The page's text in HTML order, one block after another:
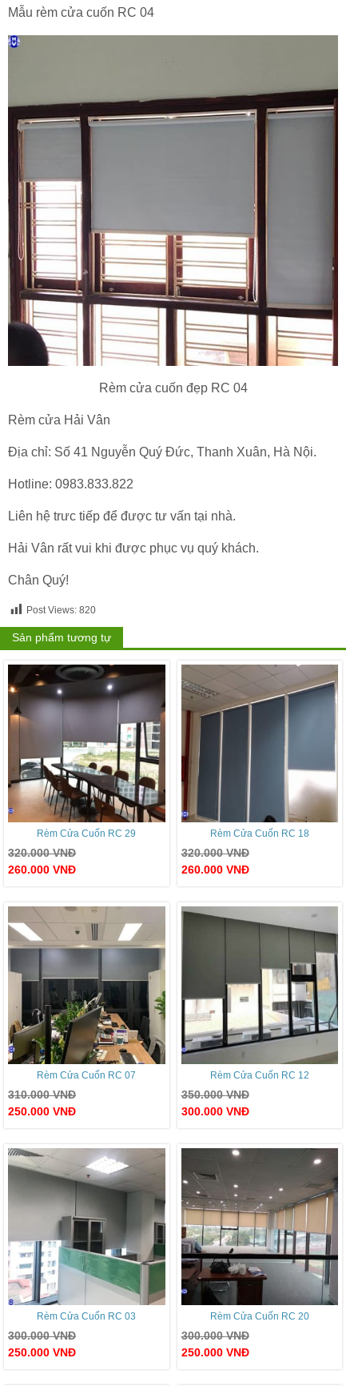
BÌNH LUẬN
Mẫu rèm cửa cuốn RC 04
Rèm cửa cuốn đẹp RC 04
Rèm cửa Hải Vân
Địa chỉ: Số 41 Nguyễn Quý Đức, Thanh Xuân, Hà Nội.
Hotline: 0983.833.822
Liên hệ trưc tiếp để được tư vấn tại nhà.
Hải Vân rất vui khi được phục vụ quý khách.
Chân Quý!
Post Views: 820
Sản phẩm tương tự
Rèm Cửa Cuốn RC 29
320.000VNĐ
260.000 VNĐ
Rèm Cửa Cuốn RC 18
320.000VNĐ
260.000 VNĐ
Rèm Cửa Cuốn RC 07
310.000VNĐ
250.000 VNĐ
Rèm Cửa Cuốn RC 12
350.000VNĐ
300.000 VNĐ
Rèm Cửa Cuốn RC 03
300.000VNĐ
250.000 VNĐ
Rèm Cửa Cuốn RC 20
300.000VNĐ
250.000 VNĐ